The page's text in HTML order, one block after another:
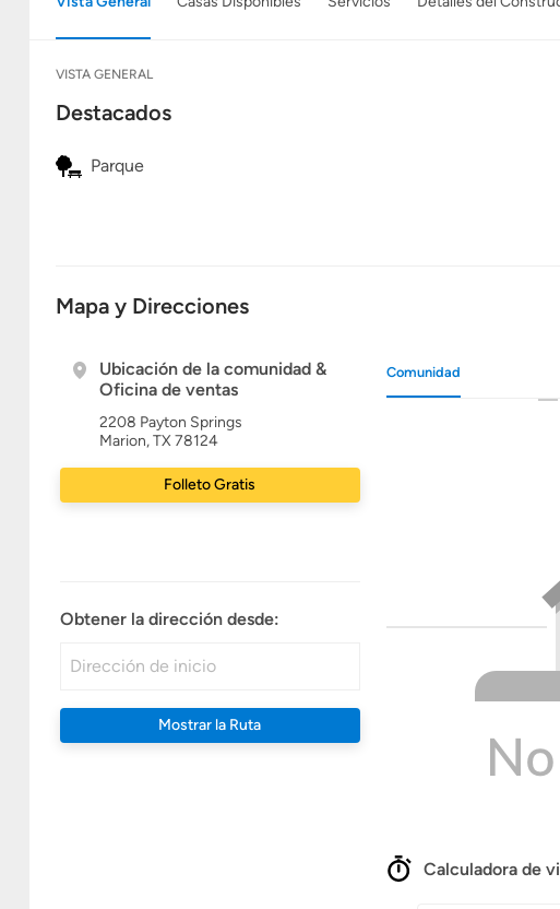
VISTA GENERAL
Destacados
Parque
Mapa y Direcciones
Ubicación de la comunidad &
Oficina de ventas
2208 Payton Springs
Marion, TX 78124
Folleto Gratis
Obtener la dirección desde:
Mostrar la Ruta
Comunidad
Calculadora de